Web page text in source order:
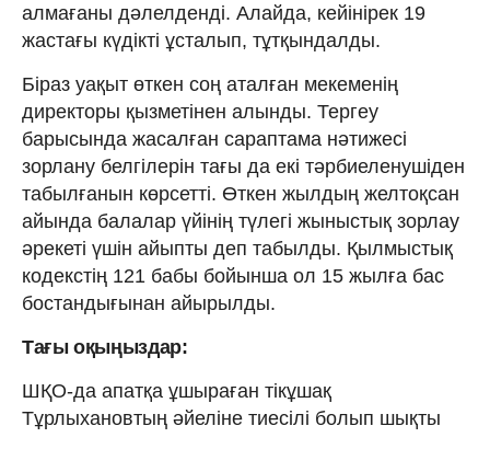
алмағаны дәлелденді. Алайда, кейінірек 19
жастағы күдікті ұсталып, тұтқындалды.
Біраз уақыт өткен соң аталған мекеменің
директоры қызметінен алынды. Тергеу
барысында жасалған сараптама нәтижесі
зорлану белгілерін тағы да екі тәрбиеленушіден
табылғанын көрсетті. Өткен жылдың желтоқсан
айында балалар үйінің түлегі жыныстық зорлау
әрекеті үшін айыпты деп табылды. Қылмыстық
кодекстің 121 бабы бойынша ол 15 жылға бас
бостандығынан айырылды.
Тағы оқыңыздар:
ШҚО-да апатқа ұшыраған тікұшақ
Тұрлыхановтың әйеліне тиесілі болып шықты